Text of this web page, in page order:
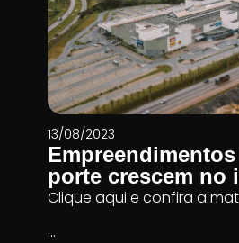
13/08/2023
porte crescem no
Clique aqui e confira a
...